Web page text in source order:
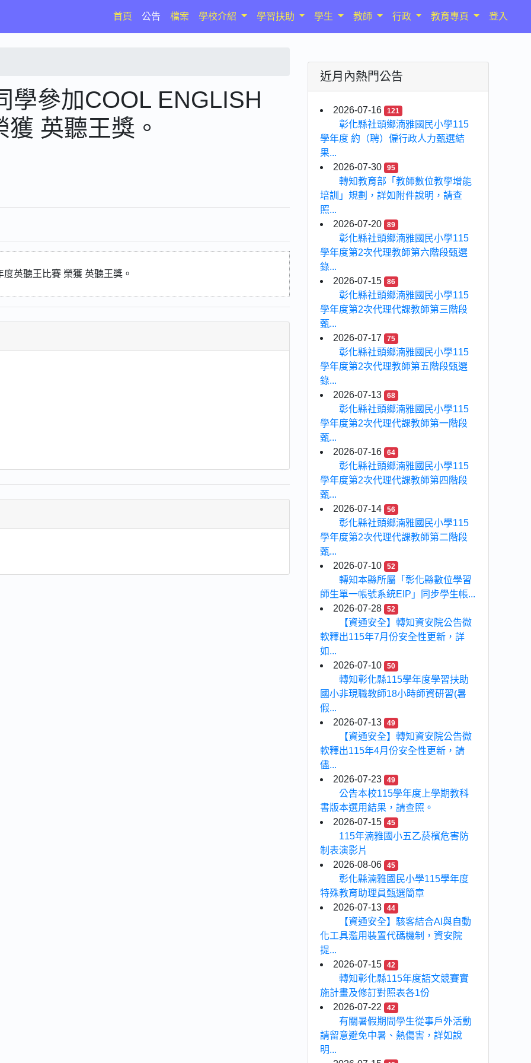
首頁(current)
公告 檔案 學校介紹 學習扶助 學生 教師 行政 教育專頁 登入
學參加COOL ENGLISH
英聽王獎。
英聽王比賽 榮獲 英聽王獎。
近月內熱門公告
2026-07-16 121
彰化縣社頭鄉湳雅國民小學115
學年度 約（聘）僱行政人力甄選結
果...
2026-07-30
95
轉知教育部「教師數位教學增能
培訓」規劃，詳如附件說明，請查
照...
2026-07-20
89
彰化縣社頭鄉湳雅國民小學115
學年度第2次代理教師第六階段甄選
錄...
2026-07-15
86
彰化縣社頭鄉湳雅國民小學115
學年度第2次代理代課教師第三階段
甄...
2026-07-17
75
彰化縣社頭鄉湳雅國民小學115
學年度第2次代理教師第五階段甄選
錄...
2026-07-13
68
彰化縣社頭鄉湳雅國民小學115
學年度第2次代理代課教師第一階段
甄...
2026-07-16
64
彰化縣社頭鄉湳雅國民小學115
學年度第2次代理代課教師第四階段
甄...
2026-07-14
56
彰化縣社頭鄉湳雅國民小學115
學年度第2次代理代課教師第二階段
甄...
2026-07-10
52
轉知本縣所屬「彰化縣數位學習
師生單一帳號系統EIP」同步學生帳...
2026-07-28
52
【資通安全】轉知資安院公告微
軟釋出115年7月份安全性更新，詳
如...
2026-07-10
50
轉知彰化縣115學年度學習扶助
國小非現職教師18小時師資研習(暑
假...
2026-07-13
49
【資通安全】轉知資安院公告微
軟釋出115年4月份安全性更新，請
儘...
2026-07-23
49
公告本校115學年度上學期教科
書版本選用結果，請查照。
2026-07-15
45
115年湳雅國小五乙菸檳危害防
制表演影片
2026-08-06
45
彰化縣湳雅國民小學115學年度
特殊教育助理員甄選簡章
2026-07-13
44
【資通安全】駭客結合AI與自動
化工具濫用裝置代碼機制，資安院
提...
2026-07-15
42
轉知彰化縣115年度語文競賽實
施計畫及修訂對照表各1份
2026-07-22
42
有關暑假期間學生從事戶外活動
請留意避免中暑、熱傷害，詳如說
明...